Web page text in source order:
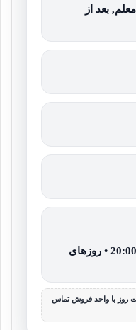
بعد از
شنبه تا پنجشنبه بین 07:00 تا 20:00 • روزهای
روز با واحد فروش تماس